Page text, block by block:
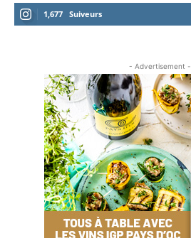
1,677 Suiveurs
- Advertisement -